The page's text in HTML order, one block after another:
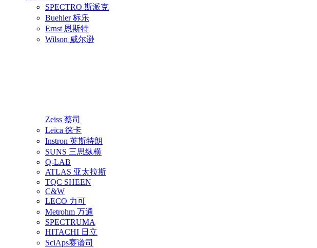
SPECTRO 斯派克
Buehler 标乐
Ernst 恩斯特
Wilson 威尔逊
Zeiss 蔡司
Leica 徕卡
Instron 英斯特朗
SUNS 三思纵横
Q-LAB
ATLAS 亚太拉斯
TQC SHEEN
C&W
LECO 力可
Metrohm 万通
SPECTRUMA
HITACHI 日立
SciAps赛谱司